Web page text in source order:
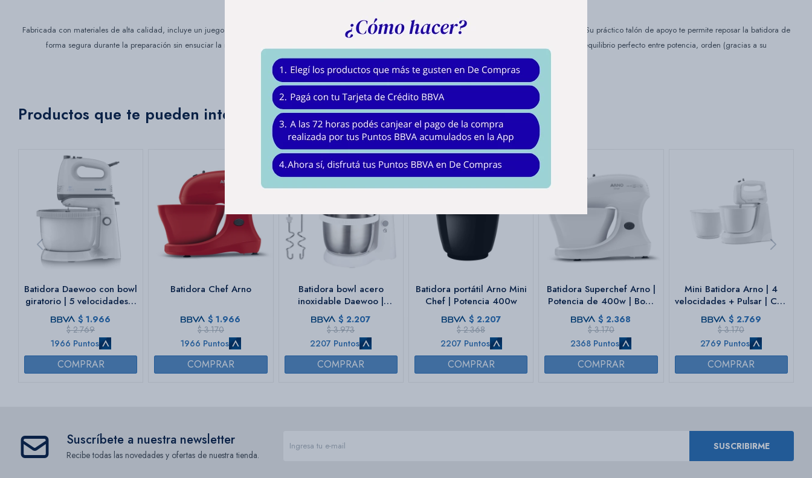
Fabricada con materiales de alta calidad, incluye un juego completo de batidores y amasadores de acero inoxidable que garantizan máxima higiene y durabilidad. Su práctico talón de apoyo te permite reposar la batidora de
forma segura durante la preparación sin ensuciar la mesada, mientras que el botón eyector facilita el cambio de accesorios de manera rápida y limpia. Es el equilibrio perfecto entre potencia, orden (gracias a su
almacenamiento de cable) y funcionalidad para batir récords en tu cocina.
Productos que te pueden interesar
Batidora Daewoo con bowl
giratorio | 5 velocidades +
Turbo | Color blanco
$ 1.966
$ 2.769
1966 Puntos
Batidora Chef Arno
$ 1.966
$ 3.170
1966 Puntos
Batidora bowl acero
inoxidable Daewoo |
Giratorio | 5 velocidades
+ turbo
$ 2.207
$ 3.973
2207 Puntos
Batidora portátil Arno Mini
Chef | Potencia 400w
$ 2.207
$ 2.368
2207 Puntos
Batidora Superchef Arno |
Potencia de 400w | Bowl
de 5 Lts.|
$ 2.368
$ 3.170
2368 Puntos
Mini Batidora Arno | 4
velocidades + Pulsar | Con
2 bowls de 4 Lts. | Color
blanca.
$ 2.769
$ 3.170
2769 Puntos
Suscríbete a nuestra newsletter
Recibe todas las novedades y ofertas de nuestra tienda.
SUSCRIBIRME